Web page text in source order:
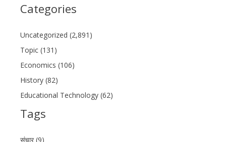
Categories
Uncategorized (2,891)
Topic (131)
Economics (106)
History (82)
Educational Technology (62)
Tags
संचार (9)